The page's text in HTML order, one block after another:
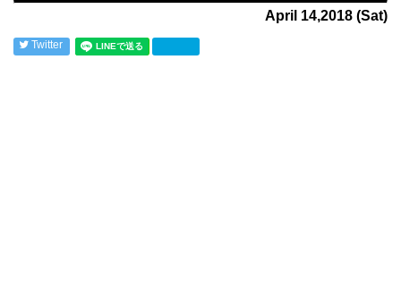
April 14,2018 (Sat)
Twitter